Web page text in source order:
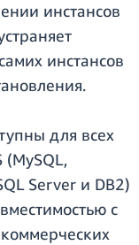
инстансов
инстансов
для всех
Server и DB2)
с